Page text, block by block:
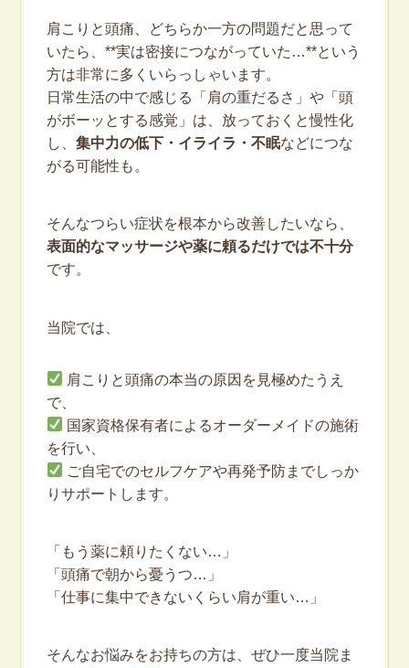
肩こりと頭痛、どちらか一方の問題だと思って
いたら、**実は密接につながっていた…**という
方は非常に多くいらっしゃいます。
日常生活の中で感じる「肩の重だるさ」や「頭
がボーッとする感覚」は、放っておくと慢性化
し、 集中力の低下・イライラ・不眠などにつな
がる可能性も。
そんなつらい症状を根本から改善したいなら、
表面的なマッサージや薬に頼るだけでは不十分
です。
当院では、
肩こりと頭痛の本当の原因を見極めたうえ
で、
国家資格保有者によるオーダーメイドの施術
を行い、
ご自宅でのセルフケアや再発予防までしっか
りサポートします。
「もう薬に頼りたくない…」
「頭痛で朝から憂うつ…」
「仕事に集中できないくらい肩が重い…」
そんなお悩みをお持ちの方は、ぜひ一度当院ま